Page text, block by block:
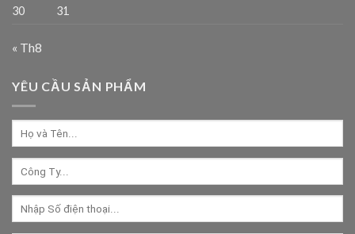
30
31
« Th8
YÊU CẦU SẢN PHẨM